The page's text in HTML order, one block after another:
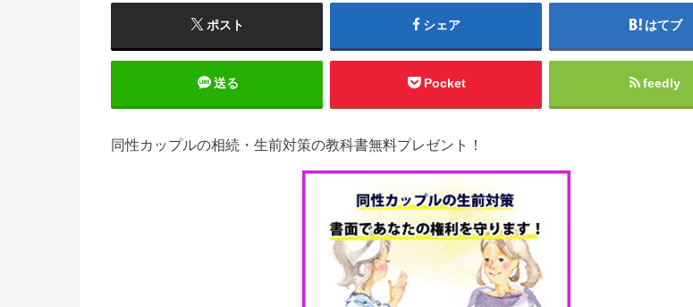
ポスト シェア はてブ
送る Pocket feedly
同性カップルの相続・生前対策の教科書無料プレゼント！